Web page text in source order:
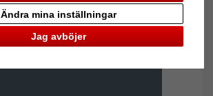
Jag avböjer
Ändra mina inställningar